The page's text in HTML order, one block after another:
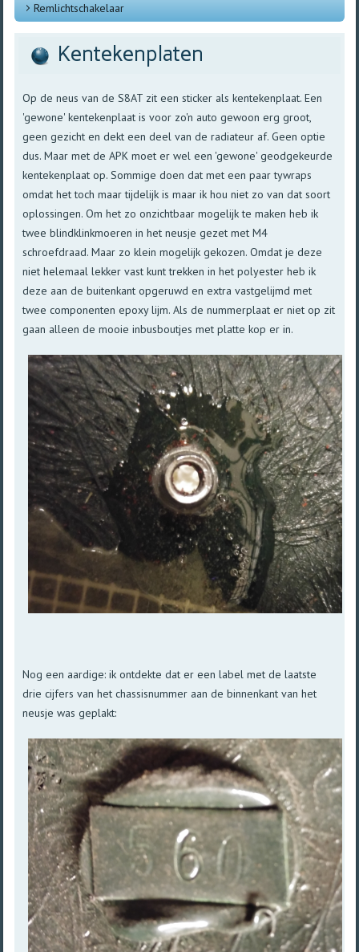
Remlichtschakelaar
Kentekenplaten
Op de neus van de S8AT zit een sticker als kentekenplaat. Een
'gewone' kentekenplaat is voor zo'n auto gewoon erg groot,
geen gezicht en dekt een deel van de radiateur af. Geen optie
dus. Maar met de APK moet er wel een 'gewone' geodgekeurde
kentekenplaat op. Sommige doen dat met een paar tywraps
omdat het toch maar tijdelijk is maar ik hou niet zo van dat soort
oplossingen. Om het zo onzichtbaar mogelijk te maken heb ik
twee blindklinkmoeren in het neusje gezet met M4
schroefdraad. Maar zo klein mogelijk gekozen. Omdat je deze
niet helemaal lekker vast kunt trekken in het polyester heb ik
deze aan de buitenkant opgeruwd en extra vastgelijmd met
twee componenten epoxy lijm. Als de nummerplaat er niet op zit
gaan alleen de mooie inbusboutjes met platte kop er in.
Nog een aardige: ik ontdekte dat er een label met de laatste
drie cijfers van het chassisnummer aan de binnenkant van het
neusje was geplakt: